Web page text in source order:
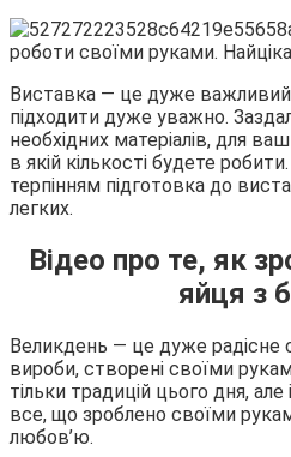
Виставка — це дуже важливий
підходити дуже уважно.
необхідних матеріалів, для
в якій кількості будете
терпінням підготовка до
легких.
Відео про те, як
яйця з
Великдень — це дуже радісне
вироби, створені своїми
тільки традицій цього дня,
все, що зроблено своїми
любов’ю.